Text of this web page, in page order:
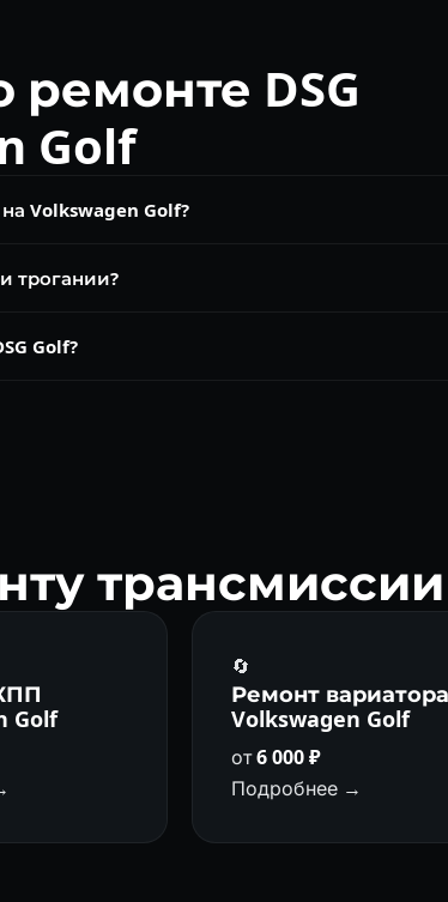
DSG
Golf
Volkswagen Golf?
трогании?
покажет, что именно нужно.
Golf?
Golf
🔄
Ремонт вариатора
Volkswagen Golf
от6 000 ₽
Подробнее →